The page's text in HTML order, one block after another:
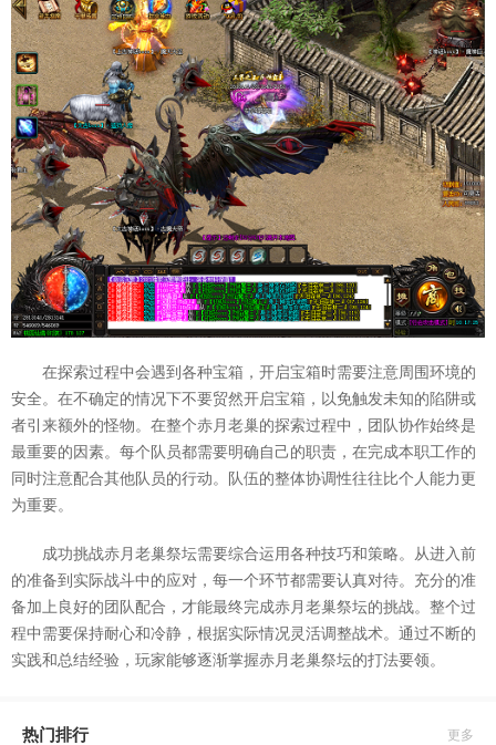
在探索过程中会遇到各种宝箱，开启宝箱时需要注意周围环境的
安全。在不确定的情况下不要贸然开启宝箱，以免触发未知的陷阱或
者引来额外的怪物。在整个赤月老巢的探索过程中，团队协作始终是
最重要的因素。每个队员都需要明确自己的职责，在完成本职工作的
同时注意配合其他队员的行动。队伍的整体协调性往往比个人能力更
为重要。
成功挑战赤月老巢祭坛需要综合运用各种技巧和策略。从进入前
的准备到实际战斗中的应对，每一个环节都需要认真对待。充分的准
备加上良好的团队配合，才能最终完成赤月老巢祭坛的挑战。整个过
程中需要保持耐心和冷静，根据实际情况灵活调整战术。通过不断的
实践和总结经验，玩家能够逐渐掌握赤月老巢祭坛的打法要领。
热门排行 更多